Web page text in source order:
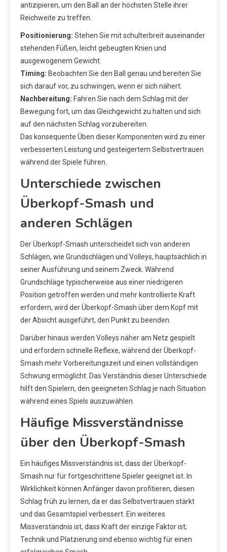
antizipieren, um den Ball an der höchsten Stelle ihrer
Reichweite zu treffen.
Positionierung: Stehen Sie mit schulterbreit auseinander
stehenden Füßen, leicht gebeugten Knien und
ausgewogenem Gewicht.
Timing: Beobachten Sie den Ball genau und bereiten Sie
sich darauf vor, zu schwingen, wenn er sich nähert.
Nachbereitung: Fahren Sie nach dem Schlag mit der
Bewegung fort, um das Gleichgewicht zu halten und sich
auf den nächsten Schlag vorzubereiten.
Das konsequente Üben dieser Komponenten wird zu einer
verbesserten Leistung und gesteigertem Selbstvertrauen
während der Spiele führen.
Unterschiede zwischen
Überkopf-Smash und
anderen Schlägen
Der Überkopf-Smash unterscheidet sich von anderen
Schlägen, wie Grundschlägen und Volleys, hauptsächlich in
seiner Ausführung und seinem Zweck. Während
Grundschläge typischerweise aus einer niedrigeren
Position getroffen werden und mehr kontrollierte Kraft
erfordern, wird der Überkopf-Smash über dem Kopf mit
der Absicht ausgeführt, den Punkt zu beenden.
Darüber hinaus werden Volleys näher am Netz gespielt
und erfordern schnelle Reflexe, während der Überkopf-
Smash mehr Vorbereitungszeit und einen vollständigen
Schwung ermöglicht. Das Verständnis dieser Unterschiede
hilft den Spielern, den geeigneten Schlag je nach Situation
während eines Spiels auszuwählen.
Häufige Missverständnisse
über den Überkopf-Smash
Ein häufiges Missverständnis ist, dass der Überkopf-
Smash nur für fortgeschrittene Spieler geeignet ist. In
Wirklichkeit können Anfänger davon profitieren, diesen
Schlag früh zu lernen, da er das Selbstvertrauen stärkt
und das Gesamtspiel verbessert. Ein weiteres
Missverständnis ist, dass Kraft der einzige Faktor ist;
Technik und Platzierung sind ebenso wichtig für einen